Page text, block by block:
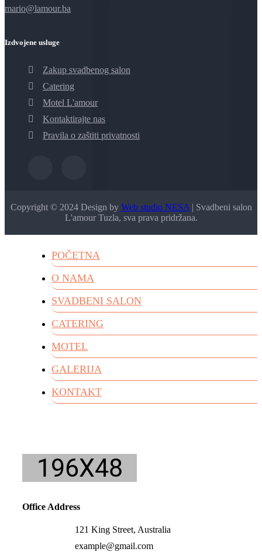
mario@lamour.ba
Izdvojene usluge
Zakup svadbenog salon
Catering
Motel L'amour
Kontaktirajte nas
Pravila o zaštiti privatnosti
Copyright © 2024 Design by Web studio NESA | Svadbeni salon
L'amour Tuzla, sva prava pridržana.
POČETNA
O NAMA
SVADBENI SALON
CATERING
MOTEL
GALERIJA
KONTAKT
Office Address
121 King Street, Australia
example@gmail.com